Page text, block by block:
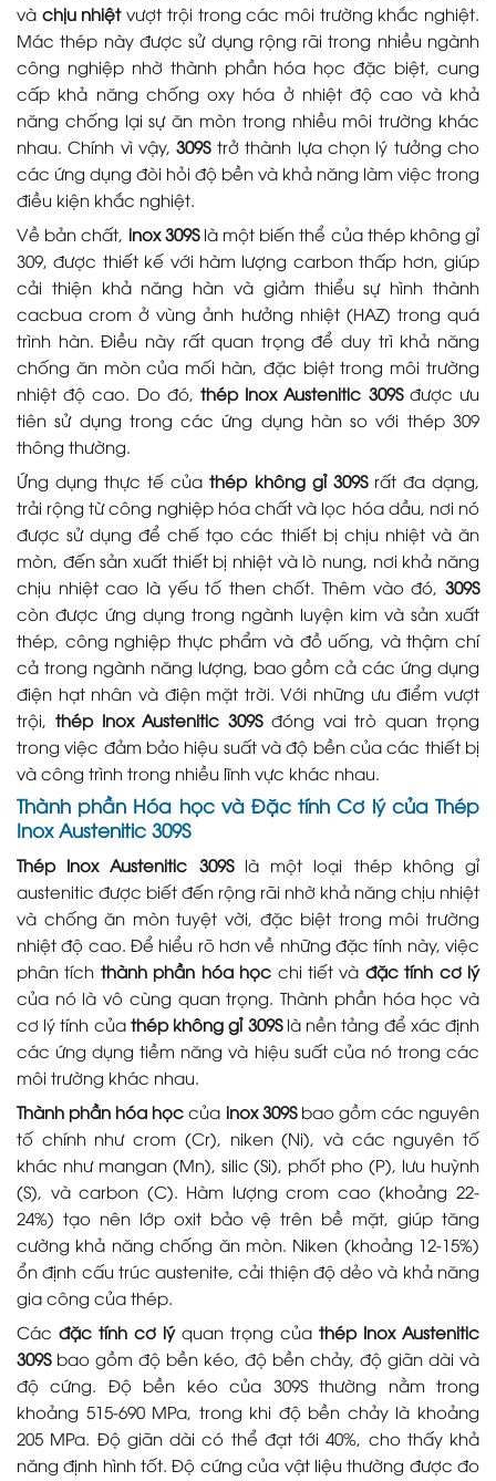
và chịu nhiệtvượt trội trong các môi trường khắc nghiệt.
Mác thép này được sử dụng rộng rãi trong nhiều ngành
công nghiệp nhờ thành phần hóa học đặc biệt, cung
cấp khả năng chống oxy hóa ở nhiệt độ cao và khả
năng chống lại sự ăn mòn trong nhiều môi trường khác
nhau. Chính vì vậy,309Strở thành lựa chọn lý tưởng cho
các ứng dụng đòi hỏi độ bền và khả năng làm việc trong
điều kiện khắc nghiệt.
Về bản chất, inox 309Slà một biến thể của thép không gỉ
309, được thiết kế với hàm lượng carbon thấp hơn, giúp
cải thiện khả năng hàn và giảm thiểu sự hình thành
cacbua crom ở vùng ảnh hưởng nhiệt (HAZ) trong quá
trình hàn. Điều này rất quan trọng để duy trì khả năng
chống ăn mòn của mối hàn, đặc biệt trong môi trường
nhiệt độ cao. Do đó, thép Inox Austenitic 309Sđược ưu
tiên sử dụng trong các ứng dụng hàn so với thép 309
thông thường.
Ứng dụng thực tế củathép không gỉ 309Srất đa dạng,
trải rộng từ công nghiệp hóa chất và lọc hóa dầu, nơi nó
được sử dụng để chế tạo các thiết bị chịu nhiệt và ăn
mòn, đến sản xuất thiết bị nhiệt và lò nung, nơi khả năng
chịu nhiệt cao là yếu tố then chốt. Thêm vào đó, 309S
còn được ứng dụng trong ngành luyện kim và sản xuất
thép, công nghiệp thực phẩm và đồ uống, và thậm chí
cả trong ngành năng lượng, bao gồm cả các ứng dụng
điện hạt nhân và điện mặt trời. Với những ưu điểm vượt
trội, thép Inox Austenitic 309Sđóng vai trò quan trọng
trong việc đảm bảo hiệu suất và độ bền của các thiết bị
và công trình trong nhiều lĩnh vực khác nhau.
Thành phần Hóa học và Đặc tính Cơ lý của Thép
Inox Austenitic 309S
Thép Inox Austenitic 309Slà một loại thép không gỉ
austenitic được biết đến rộng rãi nhờ khả năng chịu nhiệt
và chống ăn mòn tuyệt vời, đặc biệt trong môi trường
nhiệt độ cao. Để hiểu rõ hơn về những đặc tính này, việc
phân tích thành phần hóa học chi tiết và đặc tính cơ lý
của nó là vô cùng quan trọng. Thành phần hóa học và
cơ lý tính của thép không gỉ 309Slà nền tảng để xác định
các ứng dụng tiềm năng và hiệu suất của nó trong các
môi trường khác nhau.
Thành phần hóa học của inox 309Sbao gồm các nguyên
tố chính như crom (Cr), niken (Ni), và các nguyên tố
khác như mangan (Mn), silic (Si), phốt pho (P), lưu huỳnh
(S), và carbon (C). Hàm lượng crom cao (khoảng 22-
24%) tạo nên lớp oxit bảo vệ trên bề mặt, giúp tăng
cường khả năng chống ăn mòn. Niken (khoảng 12-15%)
ổn định cấu trúc austenite, cải thiện độ dẻo và khả năng
gia công của thép.
Các đặc tính cơ lýquan trọng của thép Inox Austenitic
309Sbao gồm độ bền kéo, độ bền chảy, độ giãn dài và
độ cứng. Độ bền kéo của 309S thường nằm trong
khoảng 515-690 MPa, trong khi độ bền chảy là khoảng
205 MPa. Độ giãn dài có thể đạt tới 40%, cho thấy khả
năng định hình tốt. Độ cứng của vật liệu thường được đo